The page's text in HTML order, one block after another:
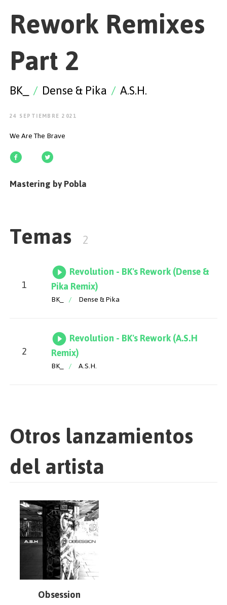
ESPAÑOL
Rework Remixes
Part 2
BK_ / Dense & Pika / A.S.H.
24 SEPTIEMBRE 2021
We Are The Brave
Mastering by Pobla
Temas 2
1
Revolution - BK's Rework (Dense &
Pika Remix)
BK_ / Dense & Pika
2
Revolution - BK's Rework (A.S.H
Remix)
BK_ / A.S.H.
Otros lanzamientos
del artista
Obsession